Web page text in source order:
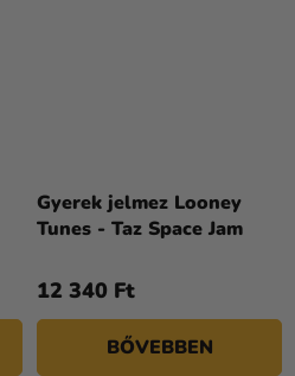
Gyerek jelmez Looney
Tunes - Taz Space Jam
12 340 Ft
BŐVEBBEN